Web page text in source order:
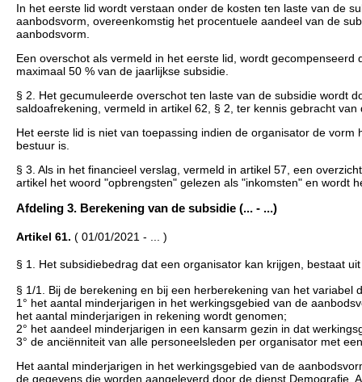
In het eerste lid wordt verstaan onder de kosten ten laste van de
aanbodsvorm, overeenkomstig het procentuele aandeel van de
aanbodsvorm.
Een overschot als vermeld in het eerste lid, wordt
maximaal 50 % van de jaarlijkse subsidie.
§ 2. Het gecumuleerde overschot ten laste van de subsidie wordt
saldoafrekening, vermeld in artikel 62, § 2, ter kennis gebracht van
Het eerste lid is niet van toepassing indien de organisator de
bestuur is.
§ 3. Als in het financieel verslag, vermeld in artikel 57, een
artikel het woord "opbrengsten" gelezen als "inkomsten" en wordt
Afdeling 3. Berekening van de subsidie (... - ...)
Artikel 61. ( 01/01/2021 - ... )
§ 1. Het subsidiebedrag dat een organisator kan krijgen, bestaat
§ 1/1. Bij de berekening en bij een herberekening van het
1° het aantal minderjarigen in het werkingsgebied van de
het aantal minderjarigen in rekening wordt genomen;
2° het aandeel minderjarigen in een kansarm gezin in dat
3° de anciënniteit van alle personeelsleden per organisator met
Het aantal minderjarigen in het werkingsgebied van de
de gegevens die worden aangeleverd door de dienst Demografie,